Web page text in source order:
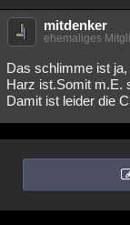
mitdenker
ehemaliges
Das schlimme ist
Harz ist.Somit m.E.
Damit ist leider die